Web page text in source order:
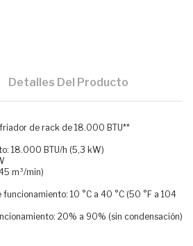
Detalles Del Producto
de rack de 18.000 BTU**
18.000 BTU/h (5,3 kW)
m³/min)
10 °C a 40 °C (50 °F a 104
20% a 90% (sin condensación)